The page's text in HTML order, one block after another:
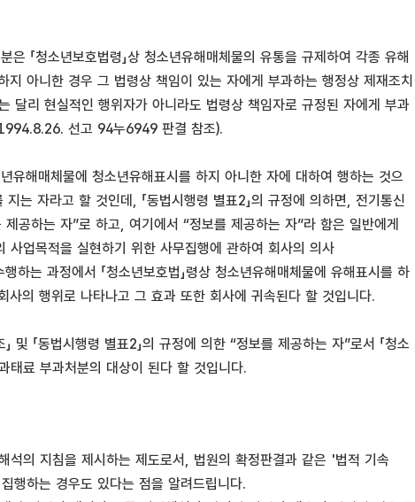
「청소년보호법령」상 청소년유해매체물의 유통을 규제하여 각종 유해
아니한 경우 그 법령상 책임이 있는 자에게 부과하는 행정상 제재조치
달리 현실적인 행위자가 아니라도 법령상 책임자로 규정된 자에게 부과
선고 94누6949 판결 참조).
유해매체물에 청소년유해표시를 하지 아니한 자에 대하여 행하는 것으
는 자라고 할 것인데, 「동법시행령 별표2」의 규정에 의하면, 전기통신
공하는 자”로 하고, 여기에서 “정보를 제공하는 자”라 함은 일반에게
업목적을 실현하기 위한 사무집행에 관하여 회사의 의사
는 과정에서 「청소년보호법」령상 청소년유해매체물에 유해표시를 하
의 행위로 나타나고 그 효과 또한 회사에 귀속된다 할 것입니다.
「동법시행령 별표2」의 규정에 의한 “정보를 제공하는 자”로서 「청소
태료 부과처분의 대상이 된다 할 것입니다.
의 지침을 제시하는 제도로서, 법원의 확정판결과 같은 '법적 기속
행하는 경우도 있다는 점을 알려드립니다.